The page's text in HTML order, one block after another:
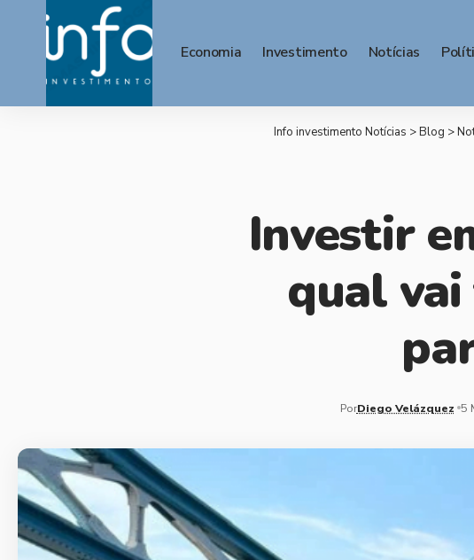
Economia Investimento Notícias
Info investimento Notícias >Blog >
Investir
qual
PorDiego Velázquez 5